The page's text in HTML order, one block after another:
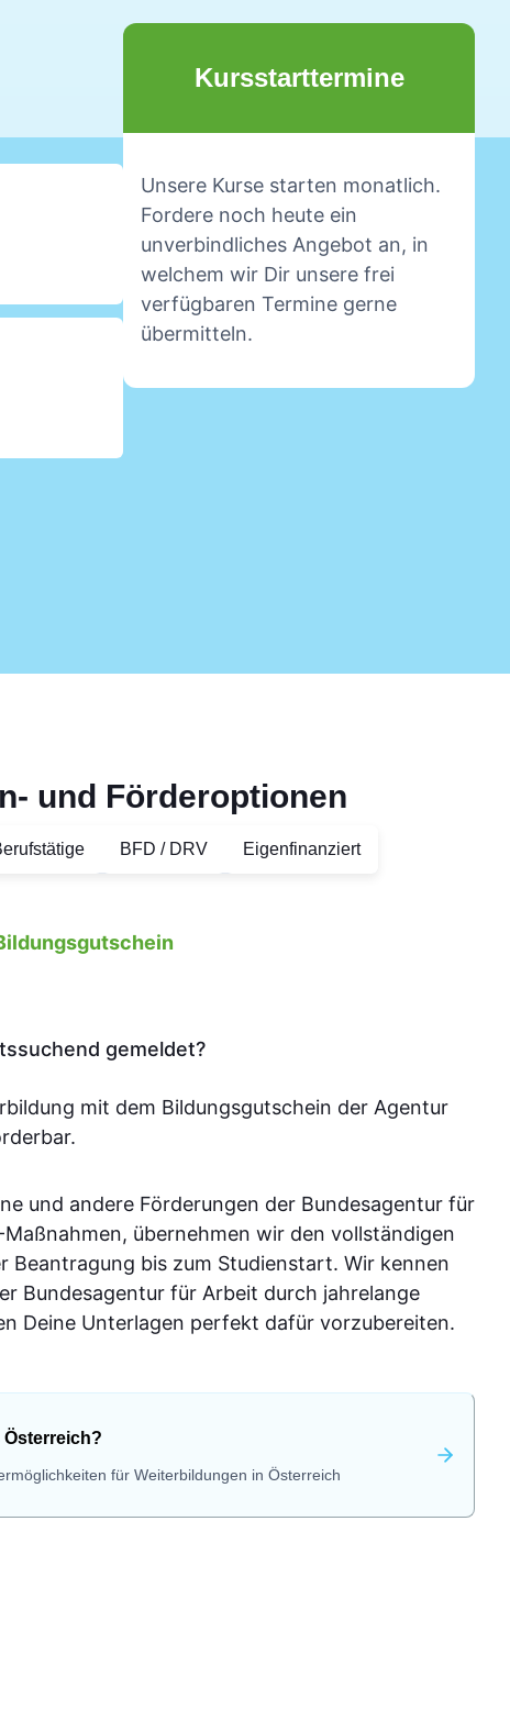
Kursstarttermine
Unsere Kurse starten monatlich.
Fordere noch heute ein
unverbindliches Angebot an, in
welchem wir Dir unsere frei
verfügbaren Termine gerne
übermitteln.
und Förderoptionen
BFD / DRV Eigenfinanziert
gemeldet?
mit dem Bildungsgutschein der Agentur
und andere Förderungen der Bundesagentur für
Maßnahmen, übernehmen wir den vollständigen
Beantragung bis zum Studienstart. Wir kennen
Bundesagentur für Arbeit durch jahrelange
Deine Unterlagen perfekt dafür vorzubereiten.
Österreich?
für Weiterbildungen in Österreich